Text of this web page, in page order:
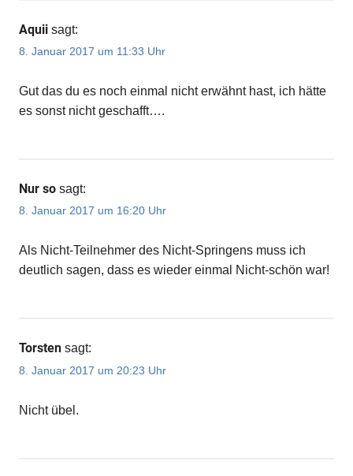
Aquii sagt:
8. Januar 2017 um 11:33 Uhr
Gut das du es noch einmal nicht erwähnt hast, ich hätte
es sonst nicht geschafft….
Nur so sagt:
8. Januar 2017 um 16:20 Uhr
Als Nicht-Teilnehmer des Nicht-Springens muss ich
deutlich sagen, dass es wieder einmal Nicht-schön war!
Torsten sagt:
8. Januar 2017 um 20:23 Uhr
Nicht übel.